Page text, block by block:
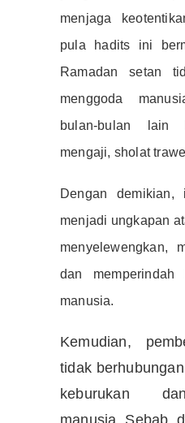
menjaga
pula hadits ini
Ramadan setan
menggoda
bulan-bulan lain
mengaji, sholat
Dengan demikian,
menjadi ungkapan
menyelewengkan,
dan memperindah
manusia.
Kemudian,
tidak
keburukan